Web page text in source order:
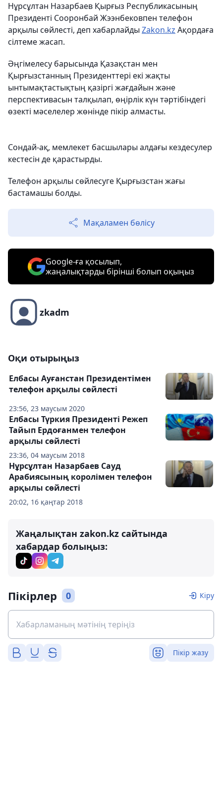
Нұрсұлтан Назарбаев Қырғыз Республикасының
Президенті Сооронбай Жээнбековпен телефон
арқылы сөйлесті, деп хабарлайды Zakon.kz Ақордаға
сілтеме жасап.
Әңгімелесу барысында Қазақстан мен
Қырғызстанның Президенттері екі жақты
ынтымақтастықтың қазіргі жағдайын және
перспективасын талқылап, өңірлік күн тәртібіндегі
өзекті мәселелер жөнінде пікір алмасты.
Сондай-ақ, мемлекет басшылары алдағы кездесулер
кестесін де қарастырды.
Телефон арқылы сөйлесуге Қырғызстан жағы
бастамашы болды.
Мақаламен бөлісу
Google-ға қосылып,
жаңалықтарды бірінші болып оқыңыз
zkadm
Оқи отырыңыз
23:56, 23 маусым 2020
Елбасы Ауғанстан Президентімен
телефон арқылы сөйлесті
23:36, 04 маусым 2018
Елбасы Түркия Президенті Режеп
Тайып Ердоғанмен телефон
арқылы сөйлесті
20:02, 16 қаңтар 2018
Нұрсұлтан Назарбаев Сауд
Арабиясының королімен телефон
арқылы сөйлесті
Жаңалықтан zakon.kz сайтында
хабардар болыңыз:
Пікірлер 0 Кіру
Пікір жазу